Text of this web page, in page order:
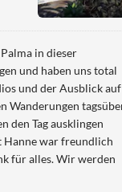
in dieser
und haben uns total
und der Ausblick auf
den Tag ausklingen
Hanne war freundlich
für alles. Wir werden